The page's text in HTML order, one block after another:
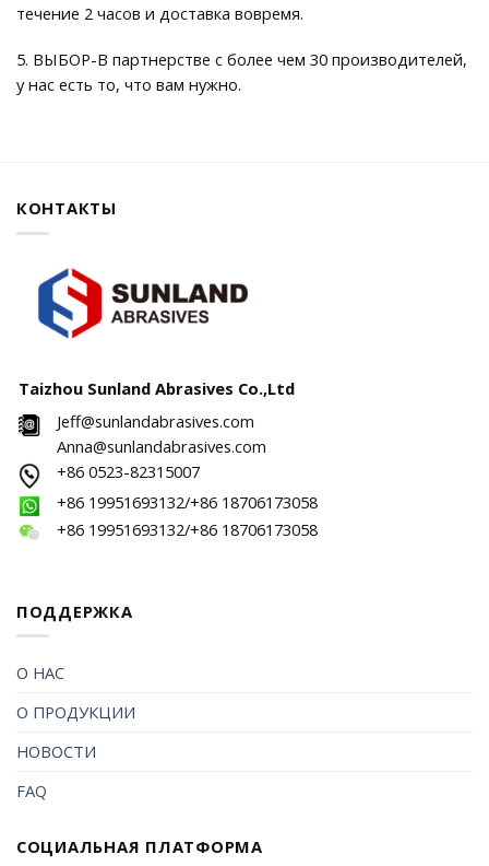
течение 2 часов и доставка вовремя.
5. ВЫБОР-В партнерстве с более чем 30 производителей,
у нас есть то, что вам нужно.
КОНТАКТЫ
Taizhou Sunland Abrasives Co.,Ltd
Jeff@sunlandabrasives.com
Anna@sunlandabrasives.com
+86 0523-82315007
+86 19951693132/+86 18706173058
+86 19951693132/+86 18706173058
ПОДДЕРЖКА
О НАС
О ПРОДУКЦИИ
НОВОСТИ
FAQ
СОЦИАЛЬНАЯ ПЛАТФОРМА